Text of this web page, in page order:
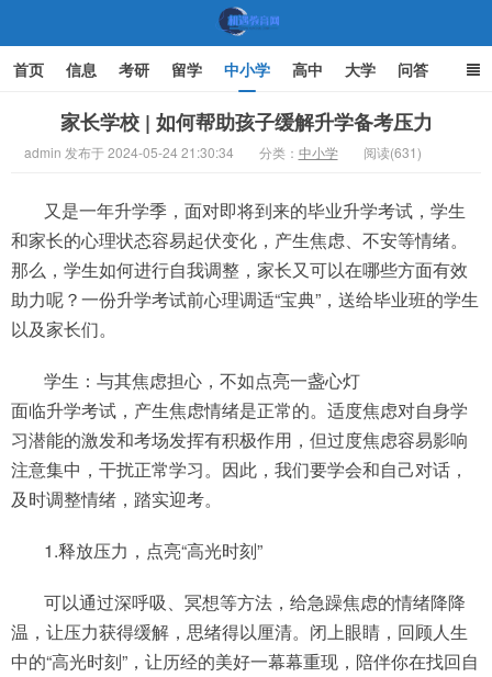
首页 信息 考研 留学 中小学 高中 大学 问答
家庭教育
家长学校 | 如何帮助孩子缓解升学备考压力
admin 发布于 2024-05-24 21:30:34 分类： 中小学 阅读(631)
又是一年升学季，面对即将到来的毕业升学考试，学生
和家长的心理状态容易起伏变化，产生焦虑、不安等情绪。
那么，学生如何进行自我调整，家长又可以在哪些方面有效
助力呢？一份升学考试前心理调适“宝典”，送给毕业班的学生
以及家长们。
学生：与其焦虑担心，不如点亮一盏心灯
面临升学考试，产生焦虑情绪是正常的。适度焦虑对自身学
习潜能的激发和考场发挥有积极作用，但过度焦虑容易影响
注意集中，干扰正常学习。因此，我们要学会和自己对话，
及时调整情绪，踏实迎考。
1.释放压力，点亮“高光时刻”
可以通过深呼吸、冥想等方法，给急躁焦虑的情绪降降
温，让压力获得缓解，思绪得以厘清。闭上眼睛，回顾人生
中的“高光时刻”，让历经的美好一幕幕重现，陪伴你在找回自